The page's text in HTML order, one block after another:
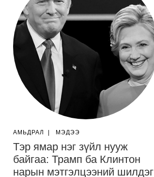
АМЬДРАЛ МЭДЭЭ
Тэр ямар нэг зүйл нууж
байгаа: Трамп ба Клинтон
нарын мэтгэлцээний шилдэг